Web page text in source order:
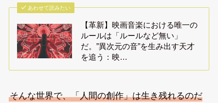
あわせて読みたい
【革新】映画音楽における唯一の
ルールは「ルールなど無い」
だ。”異次元の音”を生み出す天才
を追う：映…
そんな世界で、「人間の創作」は生き残れるのだ